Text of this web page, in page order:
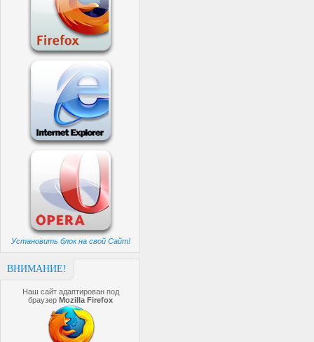
Установить блок на свой Сайт!
ВНИМАНИЕ!
Наш сайт адаптирован под
браузерMozilla Firefox